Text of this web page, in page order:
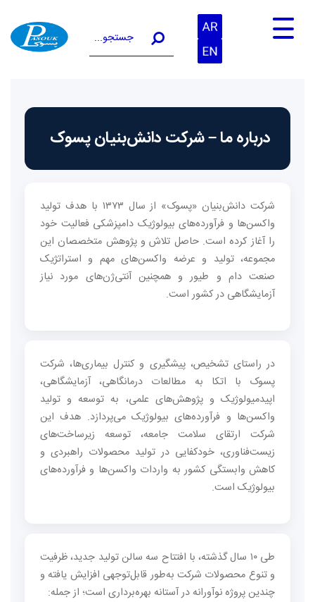
جستجو در سایت
درباره ما – شرکت دانش‌بنیان پسوک
شرکت دانش‌بنیان «پسوک» از سال ۱۳۷۳ با هدف تولید
واکسن‌ها و فرآورده‌های بیولوژیک دامپزشکی فعالیت خود
را آغاز کرده است. حاصل تلاش و پژوهش متخصصان این
مجموعه، تولید و عرضه واکسن‌های مهم و استراتژیک
صنعت دام و طیور و همچنین آنتی‌ژن‌های مورد نیاز
آزمایشگاهی در کشور است.
در راستای تشخیص، پیشگیری و کنترل بیماری‌ها، شرکت
پسوک با اتکا به مطالعات درمانگاهی، آزمایشگاهی،
اپیدمیولوژیک و پژوهش‌های علمی، به توسعه و تولید
واکسن‌ها و فرآورده‌های بیولوژیک می‌پردازد. هدف این
شرکت ارتقای سلامت جامعه، توسعه زیرساخت‌های
زیست‌فناوری، خودکفایی در تولید محصولات راهبردی و
کاهش وابستگی کشور به واردات واکسن‌ها و فرآورده‌های
بیولوژیک است.
طی ۱۰ سال گذشته، با افتتاح سه سالن تولید جدید، ظرفیت
و تنوع محصولات شرکت به‌طور قابل‌توجهی افزایش یافته و
چندین پروژه نوآورانه در آستانه بهره‌برداری است؛ از جمله: